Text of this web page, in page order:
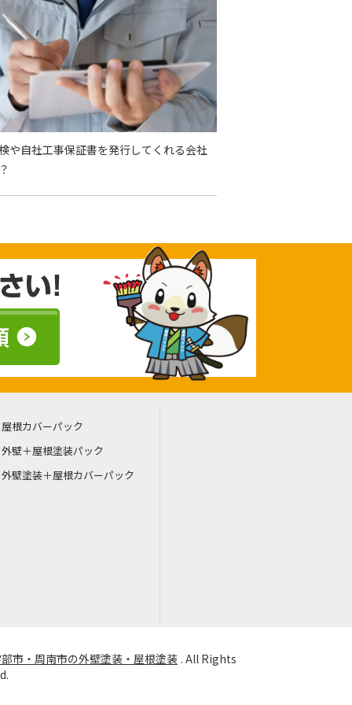
や自社工事保証書を発行してくれる会社
屋根カバーパック
外壁＋屋根塗装パック
外壁塗装＋屋根カバーパック
市・周南市の外壁塗装・屋根塗装 . All Rights